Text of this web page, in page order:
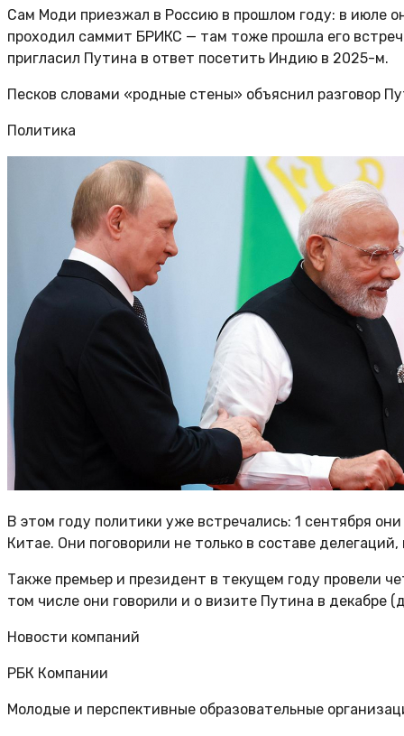
Сам Моди приезжал в Россию в прошлом году: в июле
проходил саммит БРИКС — там тоже прошла его
пригласил Путина в ответ посетить Индию в 2025-м.
Песков словами «родные стены» объяснил разговор
Политика
В этом году политики уже встречались: 1 сентября
Китае. Они поговорили не только в составе
Также премьер и президент в текущем году провели
том числе они говорили и о визите Путина в декабре
Новости компаний
РБК Компании
Молодые и перспективные образовательные